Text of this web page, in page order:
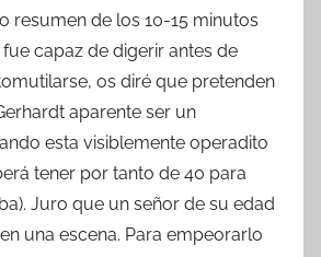
resumen de los 10-15 minutos
capaz de digerir antes de
os diré que pretenden
aparente ser un
esta visiblemente operadito
tener por tanto de 40 para
Juro que un señor de su edad
una escena. Para empeorarlo